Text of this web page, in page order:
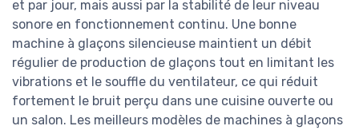
et par jour, mais aussi par la stabilité de leur niveau
sonore en fonctionnement continu. Une bonne
machine à glaçons silencieuse maintient un débit
régulier de production de glaçons tout en limitant les
vibrations et le souffle du ventilateur, ce qui réduit
fortement le bruit perçu dans une cuisine ouverte ou
un salon. Les meilleurs modèles de machines à glaçons